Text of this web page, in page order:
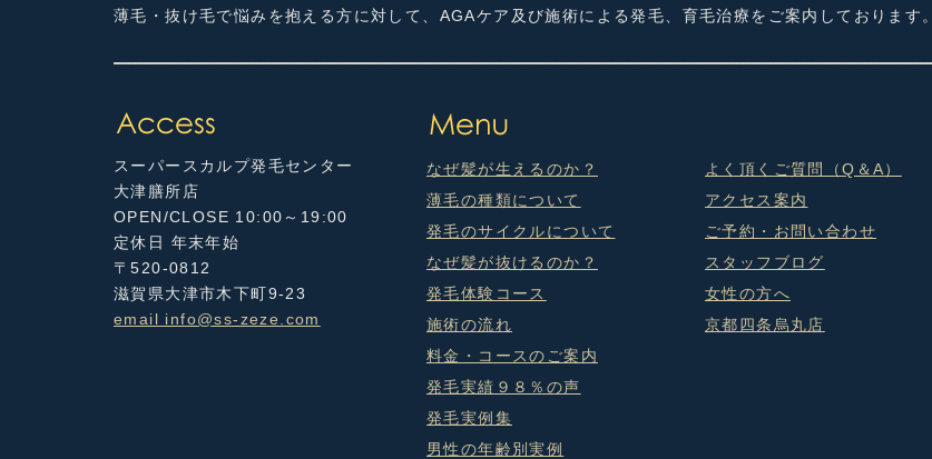
薄毛・抜け毛で悩みを抱える方に対して、AGAケア及び施術による発毛、育毛治療をご案内しております。
スーパースカルプ発毛センター
大津膳所店
OPEN/CLOSE 10:00～19:00
定休日 年末年始
〒520-0812
滋賀県大津市木下町9-23
email info@ss-zeze.com
なぜ髪が生えるのか？
薄毛の種類について
発毛のサイクルについて
なぜ髪が抜けるのか？
発毛体験コース
施術の流れ
料金・コースのご案内
発毛実績９８％の声
発毛実例集
男性の年齢別実例
よく頂くご質問（Q＆A）
アクセス案内
ご予約・お問い合わせ
スタッフブログ
女性の方へ
京都四条烏丸店